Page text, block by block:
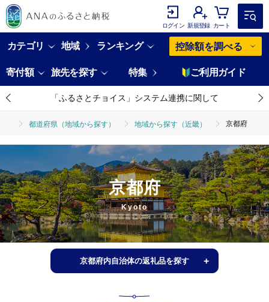
ログイン 新規登録 カート
カテゴリ 地域 ランキング 控除額を調べる
寄付額 旅先を探す 特集 ご利用ガイド
「ふるさとチョイス」システム連携に関して
都道府県（地域から探す） 地域から探す（近畿） 京都府
京都府
Kyoto
京都府内自治体の返礼品を探す